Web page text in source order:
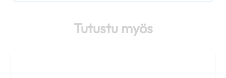
Tutustu myös